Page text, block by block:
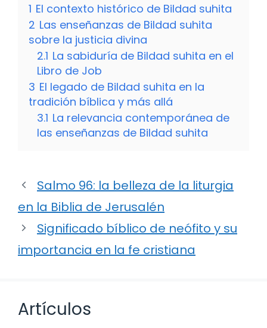
1 El contexto histórico de Bildad suhita
2 Las enseñanzas de Bildad suhita
sobre la justicia divina
2.1 La sabiduría de Bildad suhita en el
Libro de Job
3 El legado de Bildad suhita en la
tradición bíblica y más allá
3.1 La relevancia contemporánea de
las enseñanzas de Bildad suhita
Salmo 96: la belleza de la liturgia
en la Biblia de Jerusalén
Significado bíblico de neófito y su
importancia en la fe cristiana
Artículos